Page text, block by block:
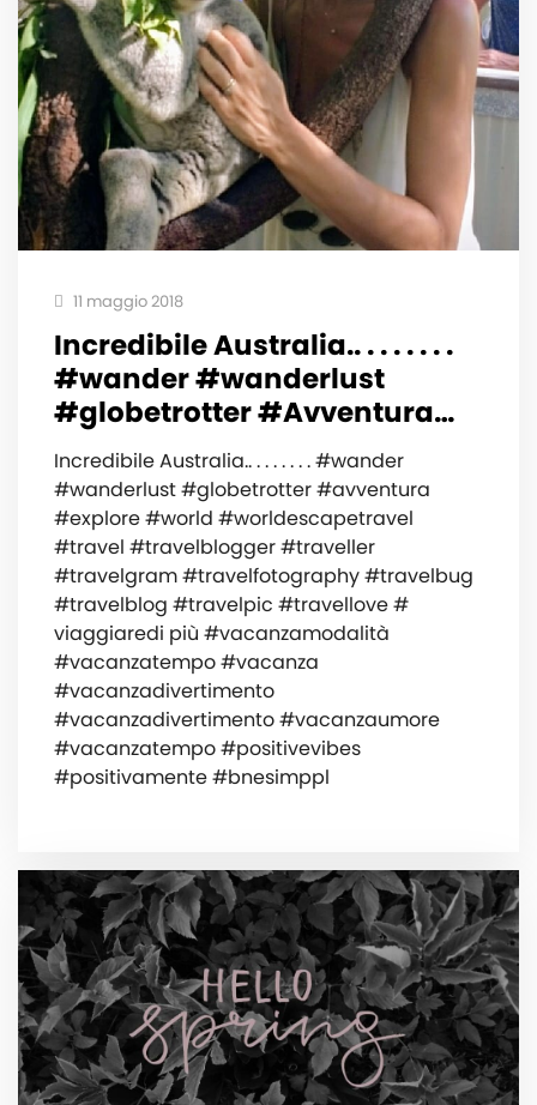
11 maggio 2018
Incredibile Australia.. . . . . . . .
#wander #wanderlust
#globetrotter #Avventura…
Incredibile Australia.. . . . . . . . #wander
#wanderlust #globetrotter #avventura
#explore #world #worldescapetravel
#travel #travelblogger #traveller
#travelgram #travelfotography #travelbug
#travelblog #travelpic #travellove #
viaggiaredi più #vacanzamodalità
#vacanzatempo #vacanza
#vacanzadivertimento
#vacanzadivertimento #vacanzaumore
#vacanzatempo #positivevibes
#positivamente #bnesimppl